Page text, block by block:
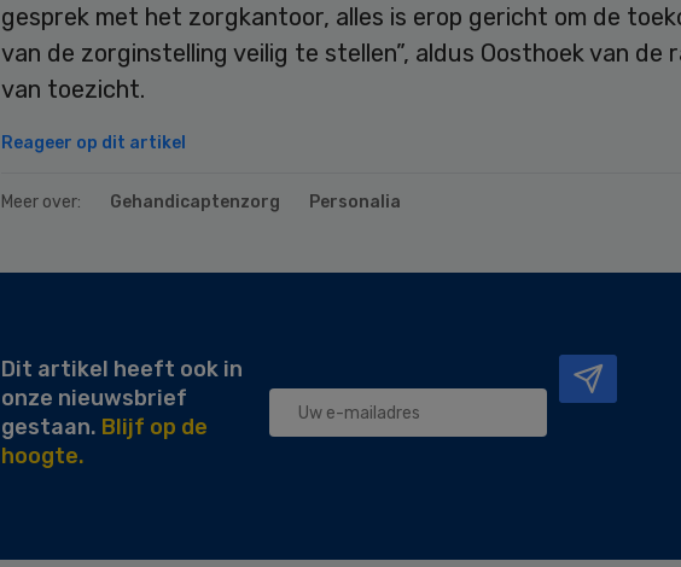
gesprek met het zorgkantoor, alles is erop gericht om de
van de zorginstelling veilig te stellen”, aldus Oosthoek van de
van toezicht.
Reageer op dit artikel
Meer over: Gehandicaptenzorg Personalia
Dit artikel heeft ook in
onze nieuwsbrief
gestaan. Blijf op de
hoogte.